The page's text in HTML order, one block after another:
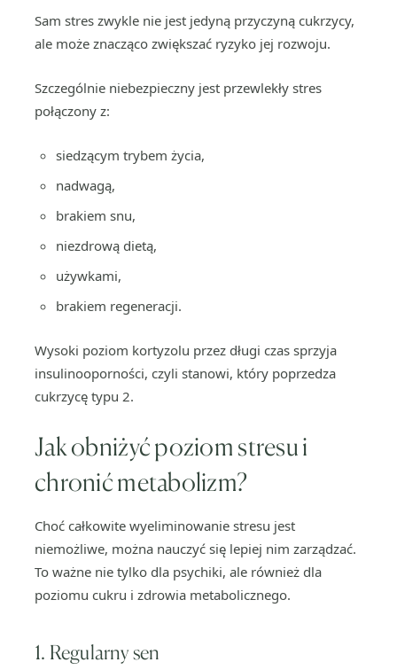
Sam stres zwykle nie jest jedyną przyczyną cukrzycy,
ale może znacząco zwiększać ryzyko jej rozwoju.
Szczególnie niebezpieczny jest przewlekły stres
połączony z:
siedzącym trybem życia,
nadwagą,
brakiem snu,
niezdrową dietą,
używkami,
brakiem regeneracji.
Wysoki poziom kortyzolu przez długi czas sprzyja
insulinooporności, czyli stanowi, który poprzedza
cukrzycę typu 2.
Jak obniżyć poziom stresu i
chronić metabolizm?
Choć całkowite wyeliminowanie stresu jest
niemożliwe, można nauczyć się lepiej nim zarządzać.
To ważne nie tylko dla psychiki, ale również dla
poziomu cukru i zdrowia metabolicznego.
1. Regularny sen